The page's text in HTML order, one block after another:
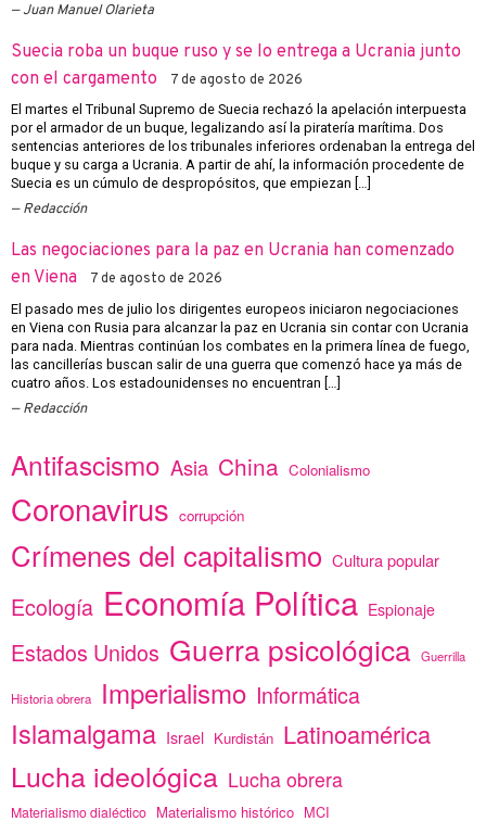
Juan Manuel Olarieta
Suecia roba un buque ruso y se lo entrega a Ucrania junto
con el cargamento
7 de agosto de 2026
El martes el Tribunal Supremo de Suecia rechazó la apelación interpuesta
por el armador de un buque, legalizando así la piratería marítima. Dos
sentencias anteriores de los tribunales inferiores ordenaban la entrega del
buque y su carga a Ucrania. A partir de ahí, la información procedente de
Suecia es un cúmulo de despropósitos, que empiezan […]
Redacción
Las negociaciones para la paz en Ucrania han comenzado
en Viena
7 de agosto de 2026
El pasado mes de julio los dirigentes europeos iniciaron negociaciones
en Viena con Rusia para alcanzar la paz en Ucrania sin contar con Ucrania
para nada. Mientras continúan los combates en la primera línea de fuego,
las cancillerías buscan salir de una guerra que comenzó hace ya más de
cuatro años. Los estadounidenses no encuentran […]
Redacción
Antifascismo Asia China Colonialismo
Coronavirus corrupción
Crímenes del capitalismo Cultura popular
Ecología Economía Política Espionaje
Estados Unidos Guerra psicológica Guerrilla
Historia obrera Imperialismo Informática
Islamalgama Israel Kurdistán Latinoamérica
Lucha ideológica Lucha obrera
Materialismo dialéctico Materialismo histórico MCI